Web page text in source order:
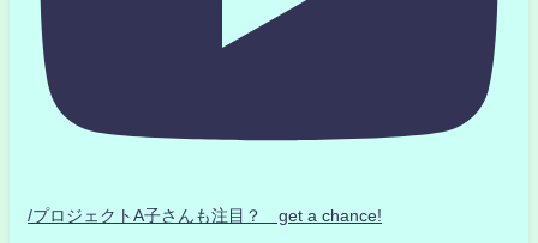
/プロジェクトA子さんも注目？ get a chance!